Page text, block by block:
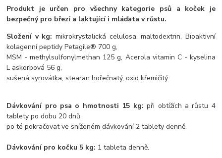
Produkt je určen pro všechny kategorie psů a koček je
bezpečný pro březí a laktující i mláďata v růstu.
Složení v kg: mikrokrystalická celulosa, maltodextrin, Bioaktivní
kolagenní peptidy Petagile® 700 g,
MSM - methylsulfonylmethan 125 g, Acerola vitamin C - kyselina
L askorbová 56 g,
sušená syrovátka, stearan hořečnatý, oxid křemičitý.
Dávkování pro psa o hmotnosti 15 kg: při obtížích a růstu 4
tablety po dobu 20 dnů,
po té pokračovat ve sníženém dávkování 2 tablety denně.
Dávkování pro kočku 5 kg: 1 tableta denně.